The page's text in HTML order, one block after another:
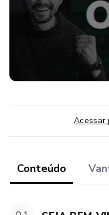
Acessar
Conteúdo